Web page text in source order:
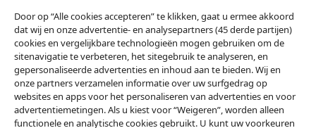
Klantenservice
Zakelijk
vidaXL
Door op “Alle cookies accepteren” te klikken, gaat u ermee akkoord
dat wij en onze advertentie- en analysepartners (45 derde partijen)
cookies en vergelijkbare technologieën mogen gebruiken om de
sitenavigatie te verbeteren, het sitegebruik te analyseren, en
gepersonaliseerde advertenties en inhoud aan te bieden. Wij en
onze partners verzamelen informatie over uw surfgedrag op
websites en apps voor het personaliseren van advertenties en voor
advertentiemetingen. Als u kiest voor “Weigeren”, worden alleen
functionele en analytische cookies gebruikt. U kunt uw voorkeuren